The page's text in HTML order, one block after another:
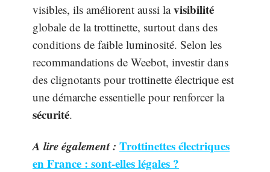
visibles, ils améliorent aussi lavisibilité
globale de la trottinette, surtout dans des
conditions de faible luminosité. Selon les
recommandations de Weebot, investir dans
des clignotants pour trottinette électrique est
une démarche essentielle pour renforcer la
sécurité.
A lire également : Trottinettes électriques
en France : sont-elles légales ?